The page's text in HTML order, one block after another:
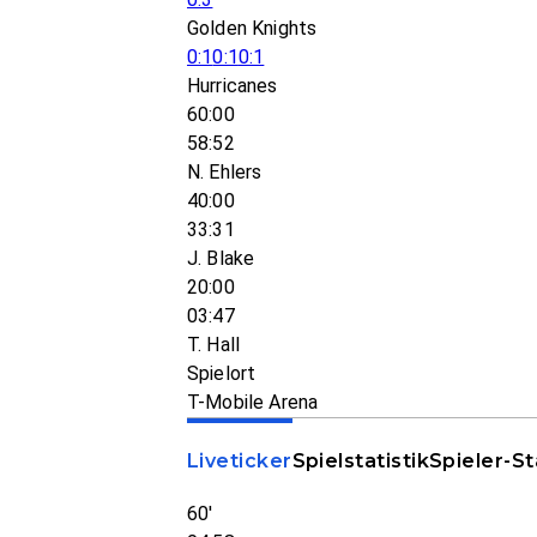
Golden Knights
0:10:10:1
Hurricanes
60:00
58:52
N. Ehlers
40:00
33:31
J. Blake
20:00
03:47
T. Hall
Spielort
T-Mobile Arena
LivetickerSpielstatistikSpieler-
60'